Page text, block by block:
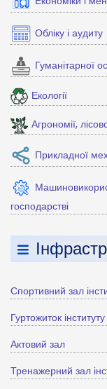
Обліку і аудиту
Гуманітарної
Екології
Агрономії,
Прикладної
господарстві
Спортивний зал
Гуртожиток інституту
Актовий зал
Тренажерний зал